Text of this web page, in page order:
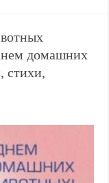
домашних
стихи,